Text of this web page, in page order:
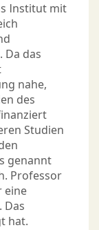
Institut mit
das
nahe,
des
Studien
genannt
Professor
eine
Das
hat.